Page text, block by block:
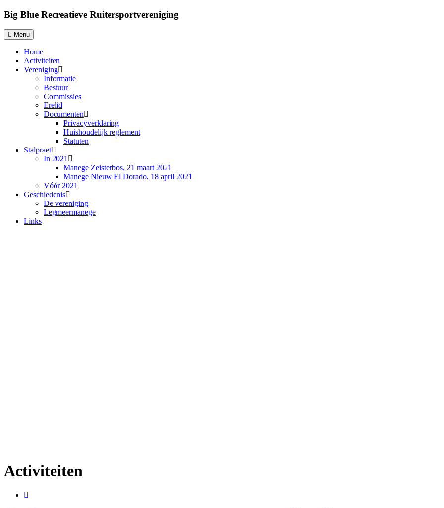
Big Blue Recreatieve Ruitersportvereniging
Menu
Home
Activiteiten
Vereniging
Informatie
Bestuur
Commissies
Erelid
Documenten
Privacyverklaring
Huishoudelijk reglement
Statuten
Stalpraet
In 2021
Manege Zeisterbos, 21 maart 2021
Manege Nieuw El Dorado, 18 april 2021
Vóór 2021
Geschiedenis
De vereniging
Legmeermanege
Links
Activiteiten